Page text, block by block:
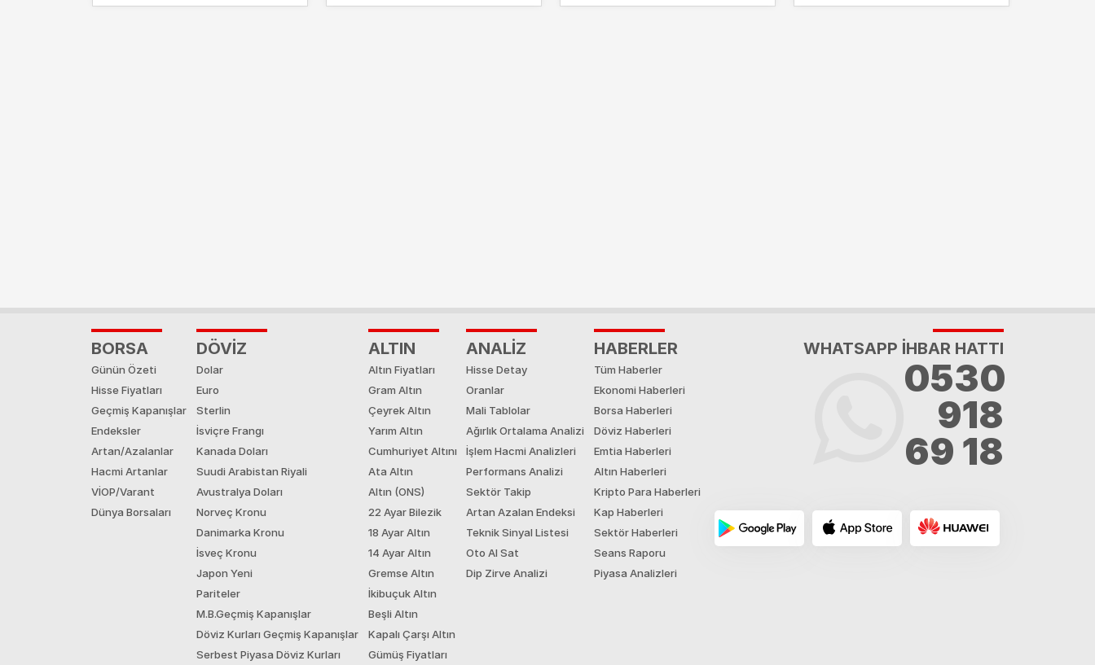
edilen o tarihler...
BORSA
Günün Özeti
Hisse Fiyatları
Geçmiş Kapanışlar
Endeksler
Artan/Azalanlar
Hacmi Artanlar
VİOP/Varant
Dünya Borsaları
DÖVİZ
Dolar
Euro
Sterlin
İsviçre Frangı
Kanada Doları
Suudi Arabistan Riyali
Avustralya Doları
Norveç Kronu
Danimarka Kronu
İsveç Kronu
Japon Yeni
Pariteler
M.B.Geçmiş Kapanışlar
Döviz Kurları Geçmiş Kapanışlar
Serbest Piyasa Döviz Kurları
ALTIN
Altın Fiyatları
Gram Altın
Çeyrek Altın
Yarım Altın
Cumhuriyet Altını
Ata Altın
Altın (ONS)
22 Ayar Bilezik
18 Ayar Altın
14 Ayar Altın
Gremse Altın
İkibuçuk Altın
Beşli Altın
Kapalı Çarşı Altın
Gümüş Fiyatları
ANALİZ
Hisse Detay
Oranlar
Mali Tablolar
Ağırlık Ortalama Analizi
İşlem Hacmi Analizleri
Performans Analizi
Sektör Takip
Artan Azalan Endeksi
Teknik Sinyal Listesi
Oto Al Sat
Dip Zirve Analizi
HABERLER
Tüm Haberler
Ekonomi Haberleri
Borsa Haberleri
Döviz Haberleri
Emtia Haberleri
Altın Haberleri
Kripto Para Haberleri
Kap Haberleri
Sektör Haberleri
Seans Raporu
Piyasa Analizleri
WHATSAPP İHBAR HATTI
0530
918
69 18